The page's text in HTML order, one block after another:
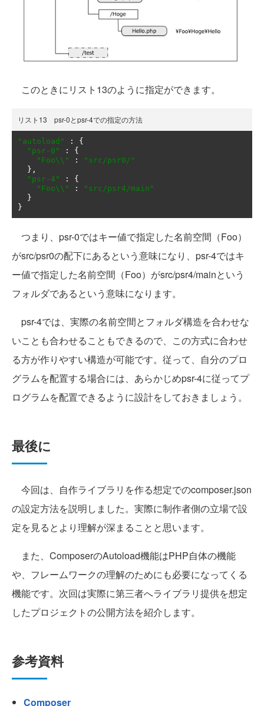
このときにリスト13のように指定ができます。
リスト13 psr-0とpsr-4での指定の方法
"autoload" :
{
"psr-0"
:
{
"Foo\\"
:
"src/psr0/"
},
"psr-4"
:
{
"Foo\\"
:
"src/psr4/main"
}
}
つまり、psr-0ではキー値で指定した名前空間（Foo）
がsrc/psr0の配下にあるという意味になり、psr-4ではキ
ー値で指定した名前空間（Foo）がsrc/psr4/mainという
フォルダであるという意味になります。
psr-4では、実際の名前空間とフォルダ構造を合わせな
いことも合わせることもできるので、この方式に合わせ
る方が作りやすい構造が可能です。従って、自分のプロ
グラムを配置する場合には、あらかじめpsr-4に従ってプ
ログラムを配置できるように設計をしておきましょう。
最後に
今回は、自作ライブラリを作る想定でのcomposer.json
の設定方法を説明しました。実際に制作者側の立場で設
定を見るとより理解が深まることと思います。
また、ComposerのAutoload機能はPHP自体の機能
や、フレームワークの理解のためにも必要になってくる
機能です。次回は実際に第三者へライブラリ提供を想定
したプロジェクトの公開方法を紹介します。
参考資料
Composer